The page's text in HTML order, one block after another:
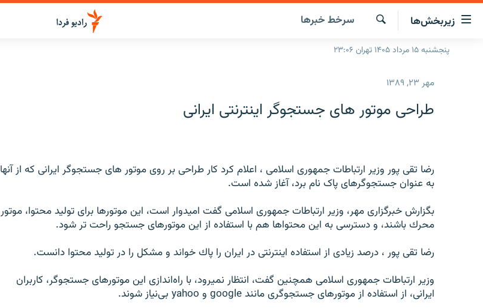
لینک‌های
قابلیت
دسترسی
زیربخش‌ها
صفحه اصلی
برنامه‌های رادیویی
فرکانس‌ها
چندرسانه‌ای
گزارش‌های تصویری
گزارش‌های ویدئویی
جستجو
سرخط‌ خبرها
پنجشنبه ۱۵ مرداد ۱۴۰۵ تهران ۲۳:۰۶
مهر ۲۳, ۱۳۸۹
طراحی موتور های جستجوگر اینترنتی ایرانی
رضا تقی پور وزیر ارتباطات جمهوری اسلامی ، اعلام کرد كار طراحی بر روی موتور های جستجوگر ایرانی که از آنها
به عنوان جستجوگرهای پاک نام برد، آغاز شده است.
بگزارش خبرگزاری مهر، وزیر ارتباطات جمهوری اسلامی گفت امیدوار است، این موتورها برای تولید محتوا، موتور
محرك باشند، و دسترسی به این محتواها هم با استفاده از این موتورهای جستجو راحت ‌تر شود.
رضا تقی پور ، درصد زیادی از استفاده‌ اینترنتی در ایران را پاك خواند و مشكل را در تولید محتوا دانست.
وزیر ارتباطات جمهوری اسلامی همچنین گفت، انتظار نمیرود، با راه‌اندازی این موتورهای جستجوگر، كاربران
ایرانی، از استفاده از موتورهای جستجوگری مانند google و yahoo بی‌نیاز شوند.